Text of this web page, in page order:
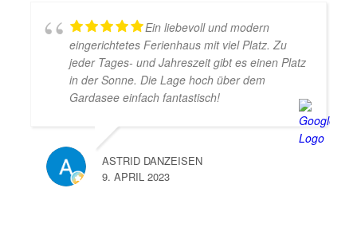
Ein liebevoll und modern
eingerichtetes Ferienhaus mit viel Platz. Zu
jeder Tages- und Jahreszeit gibt es einen Platz
in der Sonne. Die Lage hoch über dem
Gardasee einfach fantastisch!
ASTRID DANZEISEN
9. APRIL 2023